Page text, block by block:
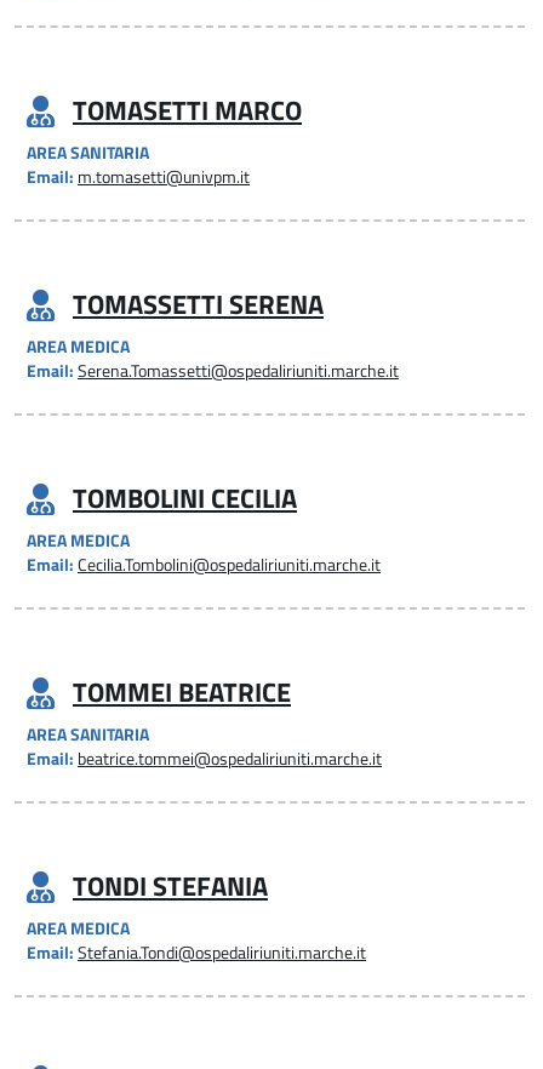
TOMASETTI MARCO
AREA SANITARIA
Email: m.tomasetti@univpm.it
TOMASSETTI SERENA
AREA MEDICA
Email: Serena.Tomassetti@ospedaliriuniti.marche.it
TOMBOLINI CECILIA
AREA MEDICA
Email: Cecilia.Tombolini@ospedaliriuniti.marche.it
TOMMEI BEATRICE
AREA SANITARIA
Email: beatrice.tommei@ospedaliriuniti.marche.it
TONDI STEFANIA
AREA MEDICA
Email: Stefania.Tondi@ospedaliriuniti.marche.it